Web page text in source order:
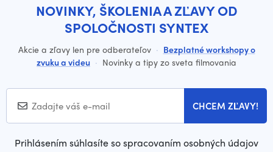
NOVINKY, ŠKOLENIA A ZĽAVY OD
SPOLOČNOSTI SYNTEX
Akcie a zľavy len pre odberateľov · Bezplatné workshopy o
zvuku a videu · Novinky a tipy zo sveta filmovania
CHCEM ZĽAVY!
Prihlásením súhlasíte so spracovaním osobných údajov